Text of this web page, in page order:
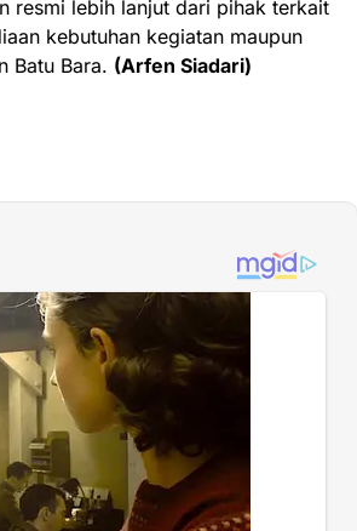
resmi lebih lanjut dari pihak terkait
kebutuhan kegiatan maupun
Batu Bara. (Arfen Siadari)